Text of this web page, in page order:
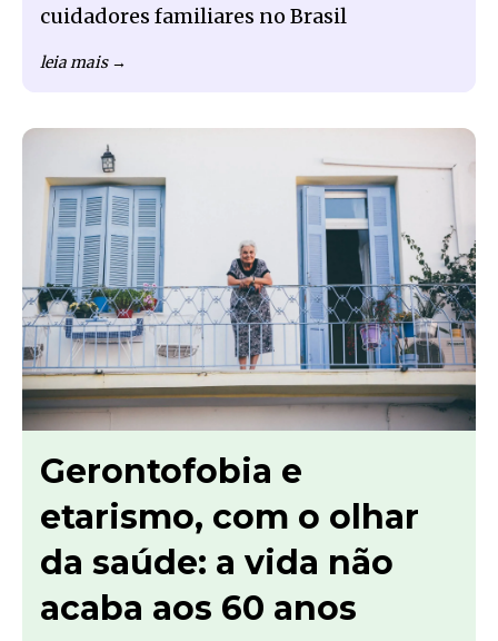
cuidadores familiares no Brasil
leia mais →
Gerontofobia e
etarismo, com o olhar
da saúde: a vida não
acaba aos 60 anos